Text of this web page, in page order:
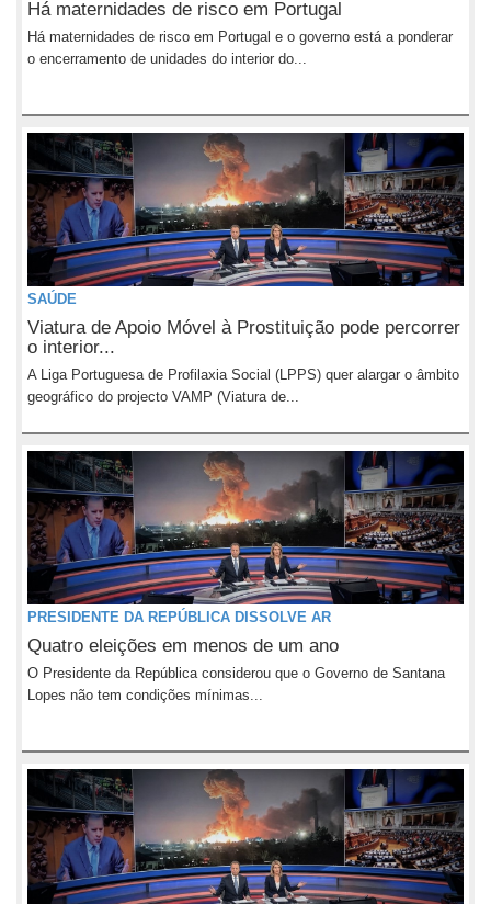
Há maternidades de risco em Portugal
Há maternidades de risco em Portugal e o governo está a ponderar
o encerramento de unidades do interior do...
SAÚDE
Viatura de Apoio Móvel à Prostituição pode percorrer
o interior...
A Liga Portuguesa de Profilaxia Social (LPPS) quer alargar o âmbito
geográfico do projecto VAMP (Viatura de...
PRESIDENTE DA REPÚBLICA DISSOLVE AR
Quatro eleições em menos de um ano
O Presidente da República considerou que o Governo de Santana
Lopes não tem condições mínimas...